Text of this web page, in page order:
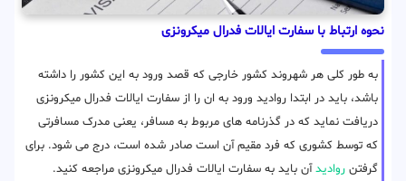
نحوه ارتباط با سفارت ایالات فدرال میکرونزی
به طور کلی هر شهروند کشور خارجی که قصد ورود به این کشور را داشته
باشد، باید در ابتدا روادید ورود به ان را از سفارت ایالات فدرال میکرونزی
دریافت نماید که در گذرنامه های مربوط به مسافر، یعنی مدرک مسافرتی
که توسط کشوری که فرد مقیم آن است صادر شده است، درج می شود. برای
گرفتن روادیدآن باید به سفارت ایالات فدرال میکرونزی مراجعه کنید.